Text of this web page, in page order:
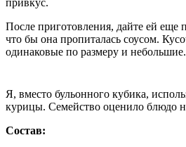
После приготовления, дайте ей еще
что бы она пропиталась соусом.
одинаковые по размеру и небольшие.
Я, вместо бульонного кубика,
курицы. Семейство оценило блюдо
Состав: